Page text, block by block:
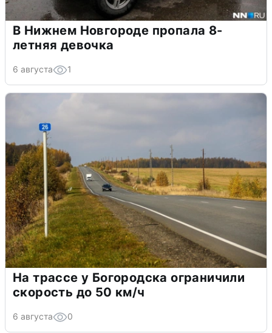
В Нижнем Новгороде пропала 8-
летняя девочка
6 августа 1
На трассе у Богородска ограничили
скорость до 50 км/ч
6 августа 0